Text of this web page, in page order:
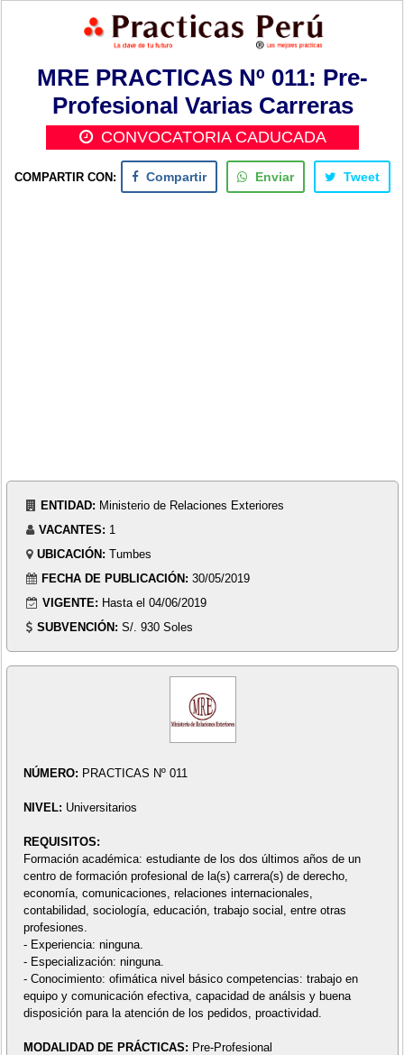
MRE PRACTICAS Nº 011: Pre-
Profesional Varias Carreras
CONVOCATORIA CADUCADA
COMPARTIR CON: Compartir Enviar Tweet
ENTIDAD: Ministerio de Relaciones Exteriores
VACANTES: 1
UBICACIÓN: Tumbes
FECHA DE PUBLICACIÓN: 30/05/2019
VIGENTE: Hasta el 04/06/2019
SUBVENCIÓN: S/. 930 Soles
NÚMERO: PRACTICAS Nº 011
NIVEL: Universitarios
REQUISITOS:
Formación académica: estudiante de los dos últimos años de un
centro de formación profesional de la(s) carrera(s) de derecho,
economía, comunicaciones, relaciones internacionales,
contabilidad, sociología, educación, trabajo social, entre otras
profesiones.
- Experiencia: ninguna.
- Especialización: ninguna.
- Conocimiento: ofimática nivel básico competencias: trabajo en
equipo y comunicación efectiva, capacidad de análsis y buena
disposición para la atención de los pedidos, proactividad.
MODALIDAD DE PRÁCTICAS: Pre-Profesional